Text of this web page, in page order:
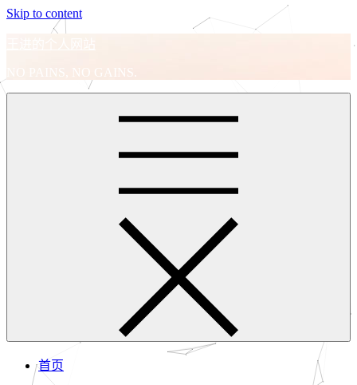
Skip to content
王进的个人网站
NO PAINS, NO GAINS.
首页